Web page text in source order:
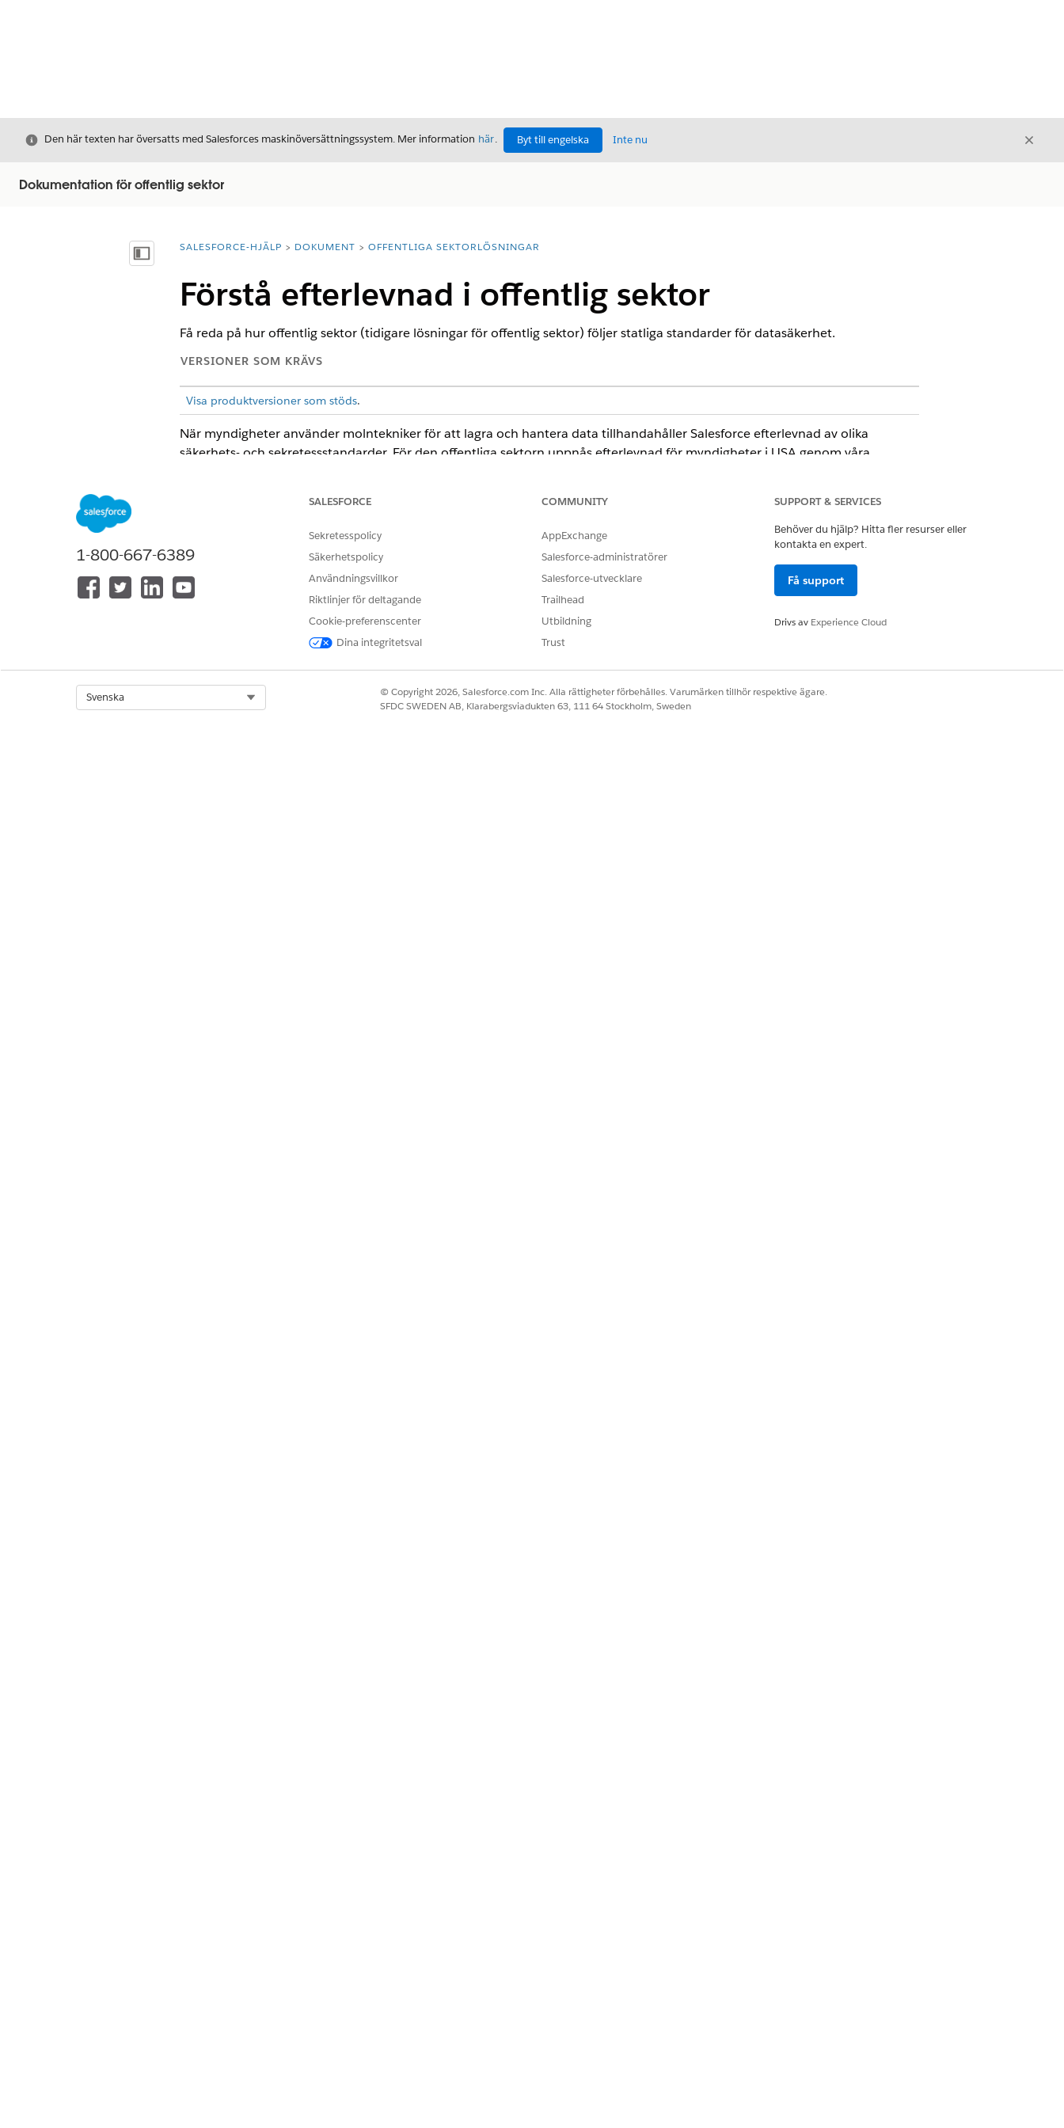
Stäng
Den här texten har översatts med Salesforces maskinöversättningssystem. Mer information här. Byt till engelska Inte nu Stäng
Dokumentation för offentlig sektor
Visa innehållsförteckning
Du är här:
SALESFORCE-HJÄLP DOKUMENT OFFENTLIGA SEKTORLÖSNINGAR
Förstå efterlevnad i offentlig sektor
Få reda på hur offentlig sektor (tidigare lösningar för offentlig sektor) följer statliga standarder för datasäkerhet.
VERSIONER SOM KRÄVS
Visa produktversioner som stöds.
När myndigheter använder molntekniker för att lagra och hantera data tillhandahåller Salesforce efterlevnad av olika
säkerhets- och sekretessstandarder. För den offentliga sektorn uppnås efterlevnad för myndigheter i USA genom våra
LÖSTE DENNA ARTIKEL DITT PROBLEM?
1-800-667-6389
SALESFORCE
Sekretesspolicy
Säkerhetspolicy
Användningsvillkor
Riktlinjer för deltagande
Cookie-preferenscenter
Dina integritetsval
COMMUNITY
AppExchange
Salesforce-administratörer
Salesforce-utvecklare
Trailhead
Utbildning
Trust
SUPPORT & SERVICES
Behöver du hjälp? Hitta fler resurser eller
kontakta en expert.
Få support
Drivs av Experience Cloud
Svenska
© Copyright 2026, Salesforce.com Inc. Alla rättigheter förbehålles. Varumärken tillhör respektive ägare.
SFDC SWEDEN AB, Klarabergsviadukten 63, 111 64 Stockholm, Sweden